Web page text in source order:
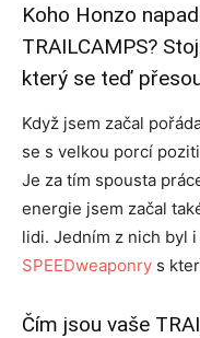
Koho Honzo
TRAILCAMPS?
který se teď
Když jsem začal
se s velkou porcí
Je za tím spousta
energie jsem začal
lidi. Jedním z nich byl
SPEEDweaponry s
Čím jsou vaše